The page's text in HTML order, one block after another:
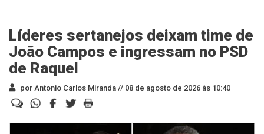
Líderes sertanejos deixam time de
João Campos e ingressam no PSD
de Raquel
por Antonio Carlos Miranda // 08 de agosto de 2026 às 10:40